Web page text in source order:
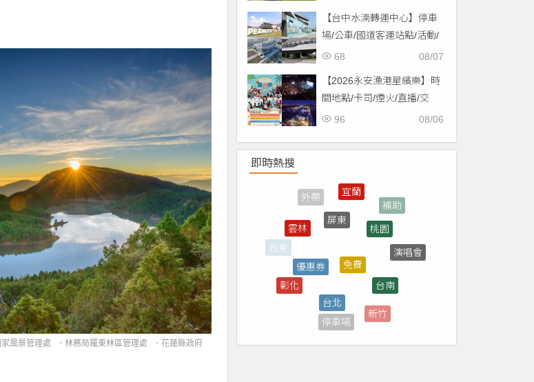
風景管理處 ．林務局羅東林區管理處 ．花蓮縣政府
【台中水湳轉運中心】停車
場/公車/國道客運站點/活動/
交通，啟用免費停車！ 08/07
68
【2026永安漁港星繽樂】時
間地點/卡司/煙火/直播/交
通，免費入場！
08/06
96
即時熱搜
雲林
屏東
桃園
菜單
抽獎
彰化
優惠券
免費
台南
新竹
停車場
台北